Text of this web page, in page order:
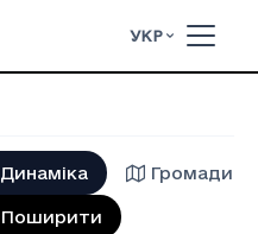
УКР
Динаміка Громади
Поширити